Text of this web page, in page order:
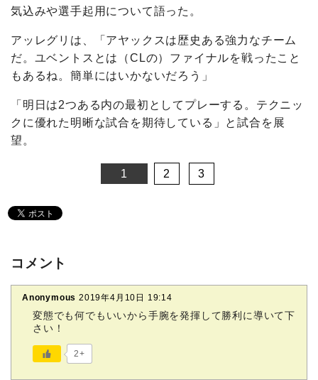
気込みや選手起用について語った。
アッレグリは、「アヤックスは歴史ある強力なチーム
だ。ユベントスとは（CLの）ファイナルを戦ったこと
もあるね。簡単にはいかないだろう」
「明日は2つある内の最初としてプレーする。テクニッ
クに優れた明晰な試合を期待している」と試合を展
望。
1 2 3
コメント
Anonymous 2019年4月10日 19:14
変態でも何でもいいから手腕を発揮して勝利に導いて下
さい！
2+